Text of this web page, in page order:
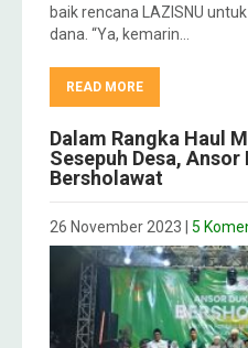
baik rencana LAZISNU
dana. “Ya, kemarin…
READ MORE
Dalam Rangka Haul
Sesepuh Desa,
Bersholawat
26 November 2023 5